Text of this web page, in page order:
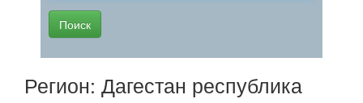
Регион: Дагестан республика